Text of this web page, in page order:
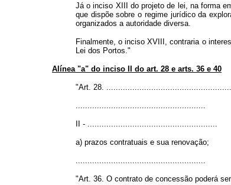
Já o inciso XIII do projeto de lei, na forma
que dispõe sobre o regime jurídico da
organizados a autoridade diversa.
Finalmente, o inciso XVIII, contraria o
Lei dos Portos."
Alínea "a" do inciso II do art. 28 e arts. 36 e 40
"Art. 28.
II - .......................................................
a) prazos contratuais e sua renovação;
"Art. 36. O contrato de concessão poderá